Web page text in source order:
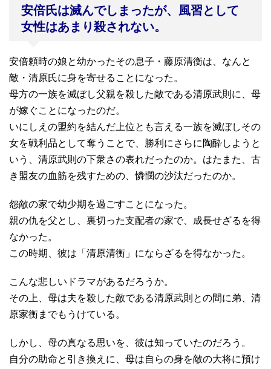
安倍氏は滅んでしまったが、風習として
女性はあまり殺されない。
安倍頼時の娘と幼かったその息子・藤原清衡は、なんと
敵・清原氏に身を寄せることになった。
母方の一族を滅ぼし父親を殺した敵である清原武則に、母
が嫁ぐことになったのだ。
いにしえの盟約を結んだ上位とも言える一族を滅ぼしその
女を戦利品として奪うことで、勝利にさらに陶酔しようと
いう、清原武則の下衆さの表れだったのか。はたまた、古
き盟友の血筋を残すための、憐憫の沙汰だったのか。
怨敵の家で幼少期を過ごすことになった。
親の仇を父とし、裏切った支配者の家で、成長せざるを得
なかった。
この時期、彼は「清原清衡」にならざるを得なかった。
こんな悲しいドラマがあるだろうか。
その上、母は夫を殺した敵である清原武則との間に弟、清
原家衡までもうけている。
しかし、母の真なる思いを、彼は知っていたのだろう。
自分の助命と引き換えに、母は自らの身を敵の大将に預け